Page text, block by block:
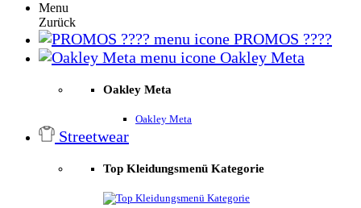
Menu
Zurück
PROMOS ????
Oakley Meta
Oakley Meta
Oakley Meta
Streetwear
Top Kleidungsmenü Kategorie